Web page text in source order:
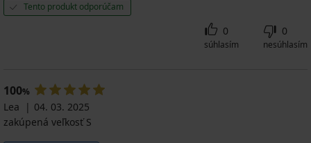
Tento produkt odporúčam
0
súhlasím
0
nesúhlasím
100%
Lea
04. 03. 2025
zakúpená veľkosť S